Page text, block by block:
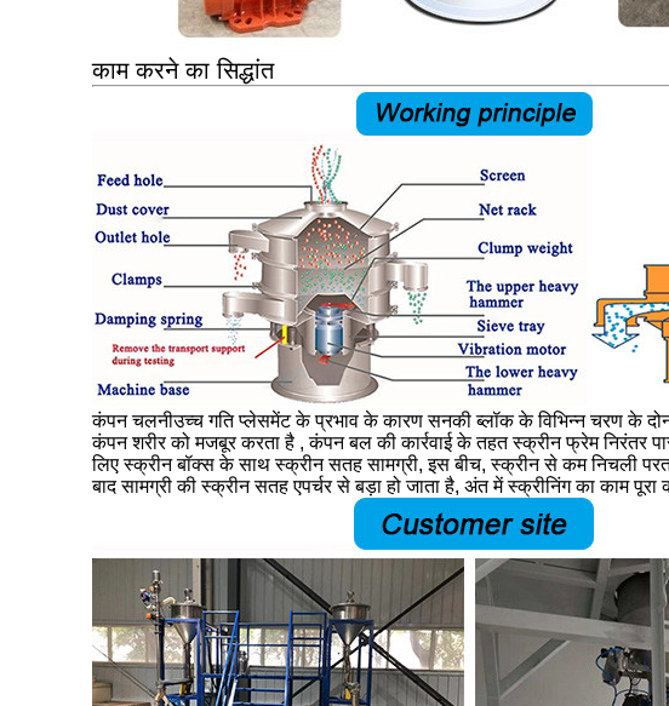
काम करने का सिद्धांत
कंपन चलनीउच्च गति प्लेसमेंट के प्रभाव के कारण सनकी ब्लॉक के विभिन्न चरण के
कंपन शरीर को मजबूर करता है , कंपन बल की कार्रवाई के तहत स्क्रीन फ्रेम
लिए स्क्रीन बॉक्स के साथ स्क्रीन सतह सामग्री, इस बीच, स्क्रीन से कम निचली
बाद सामग्री की स्क्रीन सतह एपर्चर से बड़ा हो जाता है, अंत में स्क्रीनिंग का काम पूरा